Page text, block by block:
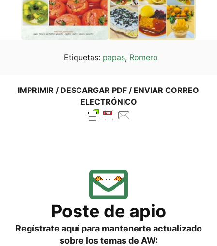
Eti­que­tas: papas, Rome­ro
IMPRI­MIR / DES­CAR­GAR PDF / ENVI­AR COR­REO
ELECTRÓNICO
Pos­te de apio
Regí­s­tra­te aquí para man­ten­er­te actua­liz­ado
sob­re los temas de AW: